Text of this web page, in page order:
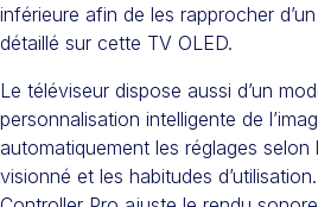
inférieure afin de les rapprocher
détaillé sur cette TV OLED.
Le téléviseur dispose aussi d’un
personnalisation intelligente de
automatiquement les réglages
visionné et les habitudes